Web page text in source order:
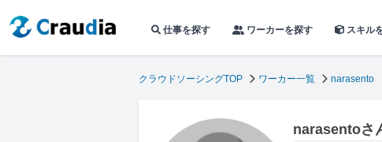
仕事を探す ワーカーを探す スキル
クラウドソーシングTOP ワーカー一覧 narasento
narasentoさ